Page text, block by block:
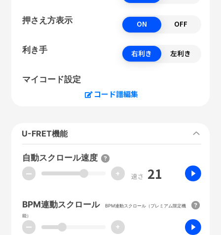
押さえ方表示 ON OFF
利き手 右利き 左利き
マイコード設定
コード譜編集
U-FRET機能
自動スクロール速度
ー + 速さ 21
BPM連動スクロール
BPM連動スクロール（プレミアム限定機
能）
ー +